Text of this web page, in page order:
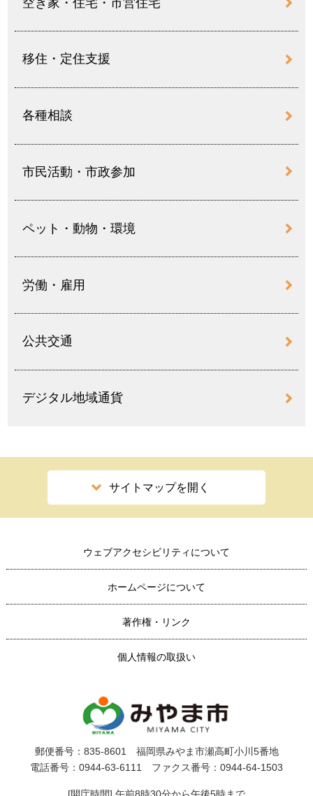
移住・定住支援
各種相談
市民活動・市政参加
ペット・動物・環境
労働・雇用
公共交通
デジタル地域通貨
サイトマップを開く
ウェブアクセシビリティについて
ホームページについて
著作権・リンク
個人情報の取扱い
郵便番号：835-8601 福岡県みやま市瀬高町小川5番地
電話番号：0944-63-6111 ファクス番号：0944-64-1503
[開庁時間] 午前8時30分から午後5時まで